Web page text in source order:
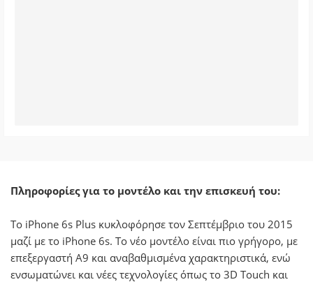
Πληροφορίες για το μοντέλο και την επισκευή του:
Το iPhone 6s Plus κυκλοφόρησε τον Σεπτέμβριο του 2015
μαζί με το iPhone 6s. Το νέο μοντέλο είναι πιο γρήγορο, με
επεξεργαστή Α9 και αναβαθμισμένα χαρακτηριστικά, ενώ
ενσωματώνει και νέες τεχνολογίες όπως το 3D Touch και